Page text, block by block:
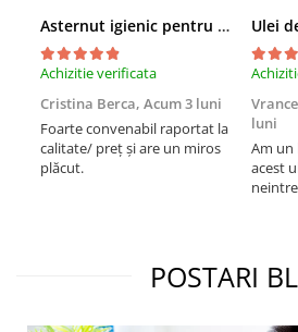
Asternut igienic pentru pisici Tofu Lavanda, Mon Petit 5 l
Achizitie verificata
Cristina Berca, Acum 3 luni
Foarte convenabil raportat la
calitate/ preț și are un miros
plăcut.
luni
Am un
acest
treia
mult
POSTARI